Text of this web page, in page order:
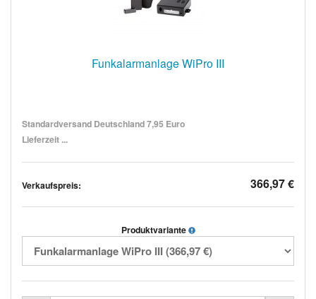
Funkalarmanlage WiPro III
Standardversand Deutschland 7,95 Euro
Lieferzeit ...
Verkaufspreis: 366,97 €
Produktvariante